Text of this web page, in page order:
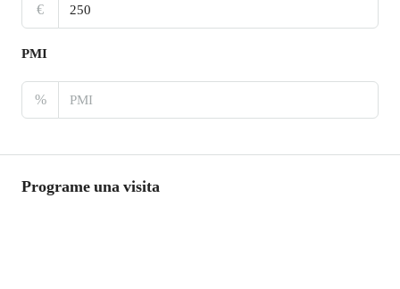
€
PMI
%
Programe una visita